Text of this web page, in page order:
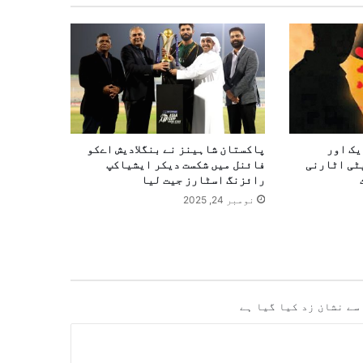
اور
اٹارنی
پاکستان شاہینز نے بنگلادیش اےکو
فائنل میں شکست دیکر ایشیاکپ
رائزنگ اسٹارز جیت لیا
نومبر 24, 2025
سے نشان زد کیا گیا ہے